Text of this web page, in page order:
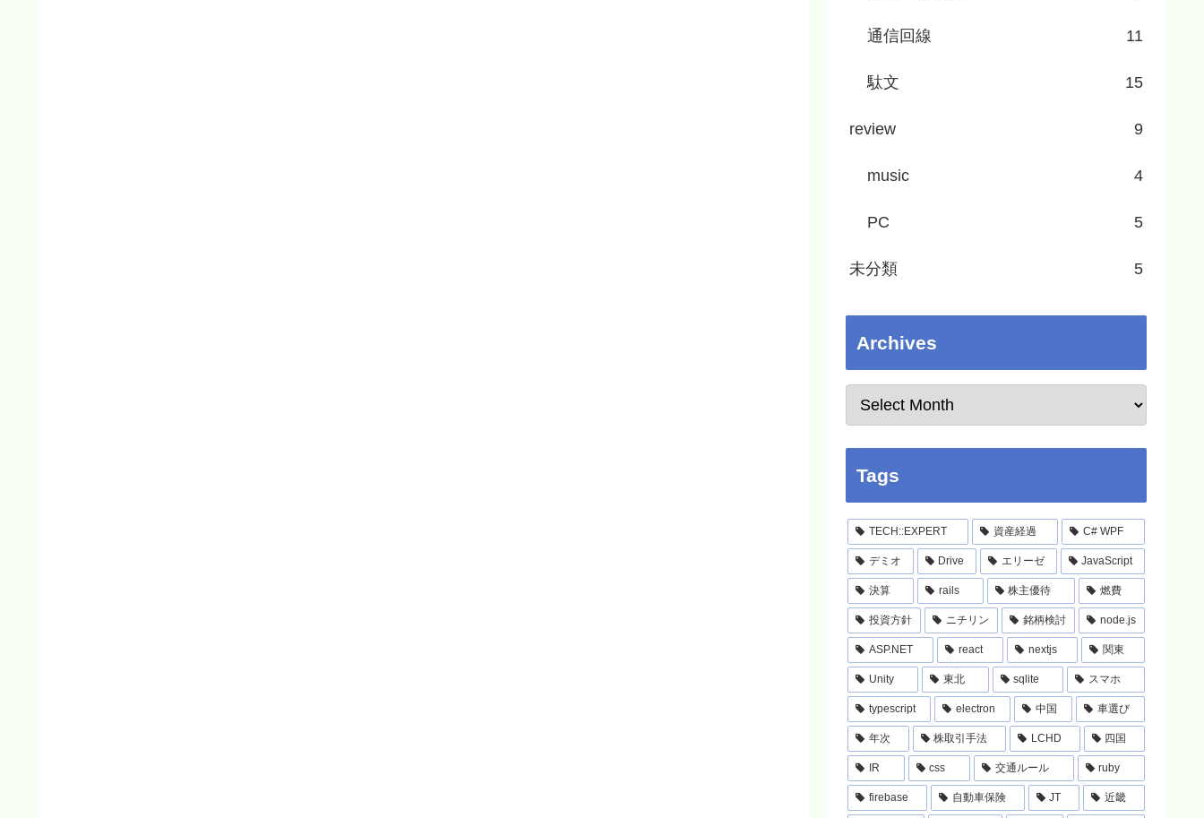
通信回線 11
駄文 15
review 9
music 4
PC 5
未分類 5
Archives
Tags
TECH::EXPERT 資産経過 C# WPF
デミオ Drive エリーゼ JavaScript
決算 rails 株主優待 燃費
投資方針 ニチリン 銘柄検討 node.js
ASP.NET react nextjs 関東
Unity 東北 sqlite スマホ
typescript electron 中国 車選び
年次 株取引手法 LCHD 四国
IR css 交通ルール ruby
firebase 自動車保険 JT 近畿